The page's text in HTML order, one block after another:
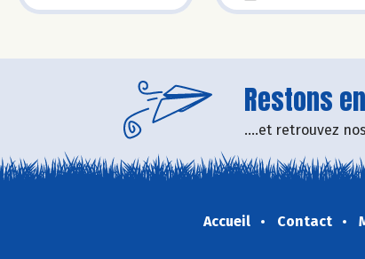
Restons
....et retrouvez
Accueil Contact